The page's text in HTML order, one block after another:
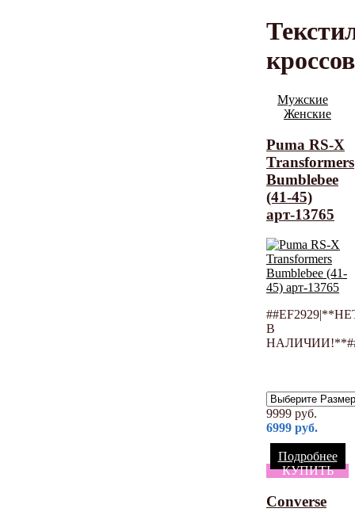
Мужские
Женские
Puma RS-X
Transformers
Bumblebee
(41-45)
арт-13765
В
9999 руб.
6999 руб.
Подробнее
КУПИТЬ
Converse